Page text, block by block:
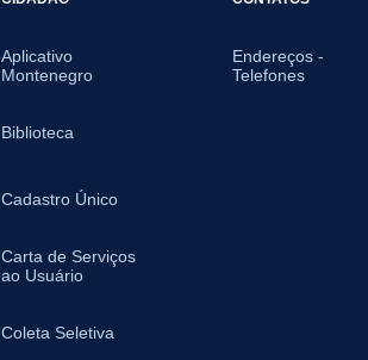
Aplicativo
Montenegro
Biblioteca
Cadastro Único
Carta de Serviços
ao Usuário
Coleta Seletiva
Endereços -
Telefones